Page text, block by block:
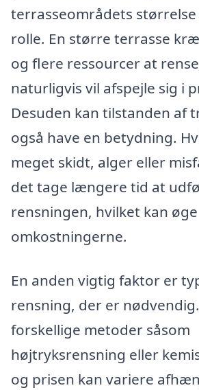
terrasseområdets
rolle. En større terrasse
og flere ressourcer at
naturligvis vil afspejle sig i
Desuden kan tilstanden af
også have en betydning.
meget skidt, alger eller
det tage længere tid at
rensningen, hvilket kan øge
omkostningerne.
En anden vigtig faktor er
rensning, der er
forskellige metoder såsom
højtryksrensning eller
og prisen kan variere